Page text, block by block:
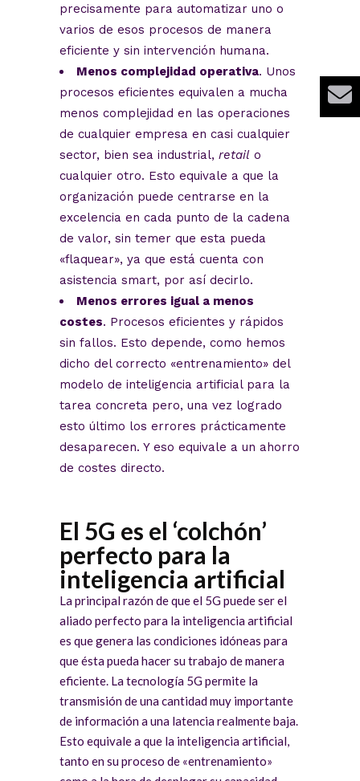
precisamente para automatizar uno o
varios de esos procesos de manera
eficiente y sin intervención humana.
Menos complejidad operativa. Unos
procesos eficientes equivalen a mucha
menos complejidad en las operaciones
de cualquier empresa en casi cualquier
sector, bien sea industrial, retail o
cualquier otro. Esto equivale a que la
organización puede centrarse en la
excelencia en cada punto de la cadena
de valor, sin temer que esta pueda
«flaquear», ya que está cuenta con
asistencia smart, por así decirlo.
Menos errores igual a menos
costes. Procesos eficientes y rápidos
sin fallos. Esto depende, como hemos
dicho del correcto «entrenamiento» del
modelo de inteligencia artificial para la
tarea concreta pero, una vez logrado
esto último los errores prácticamente
desaparecen. Y eso equivale a un ahorro
de costes directo.
El 5G es el ‘colchón’
perfecto para la
inteligencia artificial
La principal razón de que el 5G puede ser el
aliado perfecto para la inteligencia artificial
es que genera las condiciones idóneas para
que ésta pueda hacer su trabajo de manera
eficiente. La tecnología 5G permite la
transmisión de una cantidad muy importante
de información a una latencia realmente baja.
Esto equivale a que la inteligencia artificial,
tanto en su proceso de «entrenamiento»